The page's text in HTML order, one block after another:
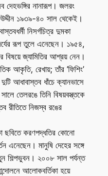
দেহভঙ্গির নানারূপ। জলরং
১৯৩৯-৪০ সাল থেকেই।
নিসর্গচিত্র দুমকা
রূপ তুলে এনেছেন। ১৯৫৪,
বিষয়ে জ্যামিতির আশ্রয় নেন।
আকৃতি, রেখায়; তাঁর ‘ফিশিং’
আধাবাস্তব ধাঁচে ক্যানভাসে
তেলরঙে তিনি বিষয়বস্ত্তকে
রীতিতে নিজস্ব রঙের
করণপদ্ধতির কোনো
এনেছেন। মানুষি দেহের সঙ্গে
শিল্পভুবন। ২০০৮ সাল পর্যন্ত
আলোকবর্তিকা হয়ে